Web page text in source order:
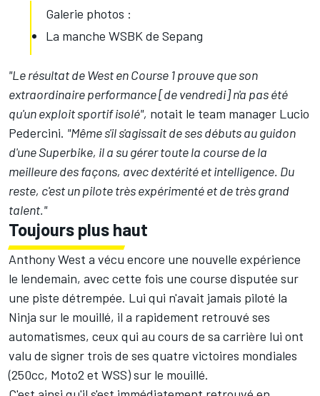
Galerie photos :
La manche WSBK de Sepang
"Le résultat de West en Course 1 prouve que son
extraordinaire performance [de vendredi] n'a pas été
qu'un exploit sportif isolé", notait le team manager Lucio
Pedercini. "Même s'il s'agissait de ses débuts au guidon
d'une Superbike, il a su gérer toute la course de la
meilleure des façons, avec dextérité et intelligence. Du
reste, c'est un pilote très expérimenté et de très grand
talent."
Toujours plus haut
Anthony West a vécu encore une nouvelle expérience
le lendemain, avec cette fois une course disputée sur
une piste détrempée. Lui qui n'avait jamais piloté la
Ninja sur le mouillé, il a rapidement retrouvé ses
automatismes, ceux qui au cours de sa carrière lui ont
valu de signer trois de ses quatre victoires mondiales
(250cc, Moto2 et WSS) sur le mouillé.